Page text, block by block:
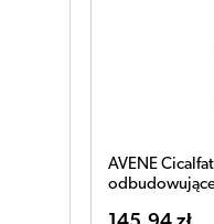
intensywnie